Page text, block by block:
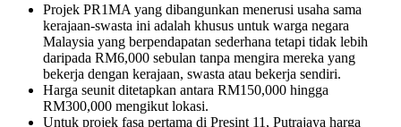
Projek PR1MA yang dibangunkan menerusi usaha sama
kerajaan-swasta ini adalah khusus untuk warga negara
Malaysia yang berpendapatan sederhana tetapi tidak lebih
daripada RM6,000 sebulan tanpa mengira mereka yang
bekerja dengan kerajaan, swasta atau bekerja sendiri.
Harga seunit ditetapkan antara RM150,000 hingga
RM300,000 mengikut lokasi.
Untuk projek fasa pertama di Presint 11, Putrajaya harga